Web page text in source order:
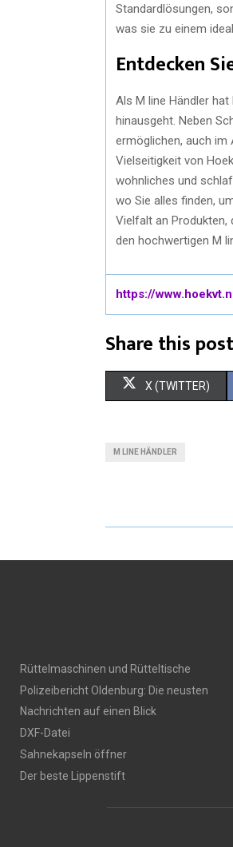
Standardlösungen,
was sie zu einem
Entdecken
Als M line Händler
hinausgeht. Neben
ermöglichen, auch im
Vielseitigkeit von
wohnliches und
wo Sie alles finden,
Vielfalt an Produkten,
den hochwertigen M
https://
Share this
X (TWITTER)
M LINE HÄNDLER
Rüttelmaschinen und Rütteltische
Polizeibericht Oldenburg: Die neusten
Nachrichten auf einen Blick
DXF-Datei
Sahnekapseln öffner
Der beste Lippenstift